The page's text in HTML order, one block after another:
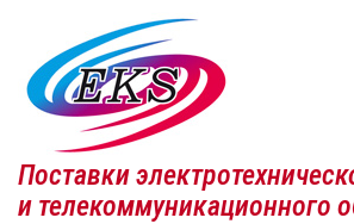
Поставки
и телекоммуникационного